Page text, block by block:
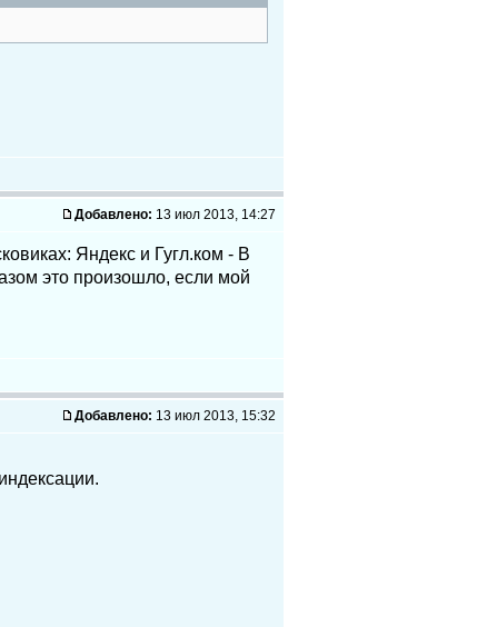
Добавлено: 13 июл 2013, 14:27
Яндекс и Гугл.ком - В
это произошло, если мой
Добавлено: 13 июл 2013, 15:32